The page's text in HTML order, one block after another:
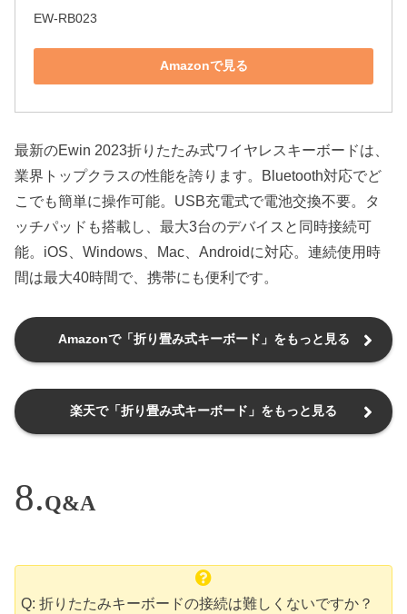
EW-RB023
Amazonで見る
最新のEwin 2023折りたたみ式ワイヤレスキーボードは、
業界トップクラスの性能を誇ります。Bluetooth対応でど
こでも簡単に操作可能。USB充電式で電池交換不要。タ
ッチパッドも搭載し、最大3台のデバイスと同時接続可
能。iOS、Windows、Mac、Androidに対応。連続使用時
間は最大40時間で、携帯にも便利です。
Amazonで「折り畳み式キーボード」をもっと見る
楽天で「折り畳み式キーボード」をもっと見る
Q&A
Q: 折りたたみキーボードの接続は難しくないですか？